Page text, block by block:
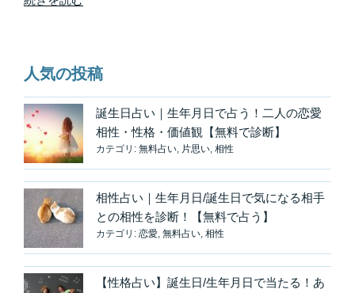
生
ま
れ
る
「あ
る」
を
体
感
♪
イ
メ
人気の投稿
誕生日占い｜生年月日で占う！二人の恋愛
相性・性格・価値観【無料で診断】
カテゴリ: 無料占い 片思い 相性
相性占い｜生年月日/誕生日で気になる相手
との相性を診断！【無料で占う】
カテゴリ: 恋愛 無料占い 相性
【性格占い】誕生日/生年月日で当たる！あ